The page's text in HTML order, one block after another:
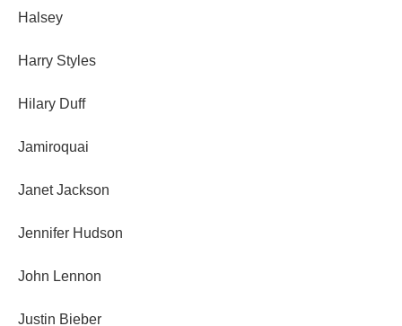
Halsey
Harry Styles
Hilary Duff
Jamiroquai
Janet Jackson
Jennifer Hudson
John Lennon
Justin Bieber